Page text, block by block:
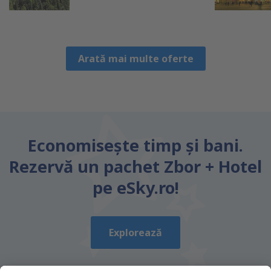
Arată mai multe oferte
Economiseşte timp și bani.
Rezervă un pachet Zbor + Hotel
pe eSky.ro!
Explorează